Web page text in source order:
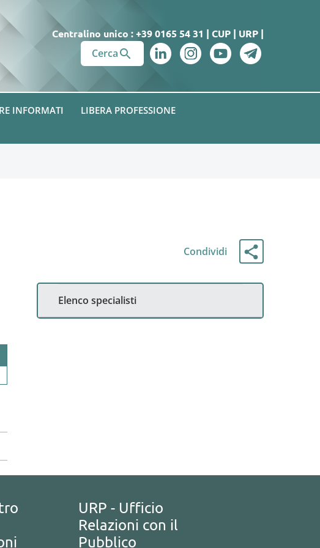
Centralino unico : +39 0165 54 31 | CUP | URP |
Cerca
INFORMATI
LIBERA PROFESSIONE
Condividi
Elenco specialisti
URP - Ufficio
Relazioni con il
Pubblico